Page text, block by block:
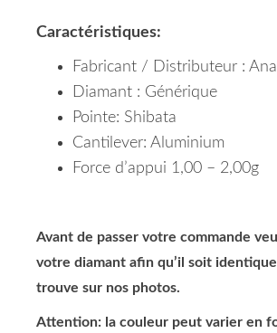
Caractéristiques:
Fabricant / Distributeur :
Diamant : Générique
Pointe: Shibata
Cantilever: Aluminium
Force d’appui 1,00 – 2,00g
Avant de passer votre commande
votre diamant afin qu’il soit
trouve sur nos photos.
Attention: la couleur peut varier en